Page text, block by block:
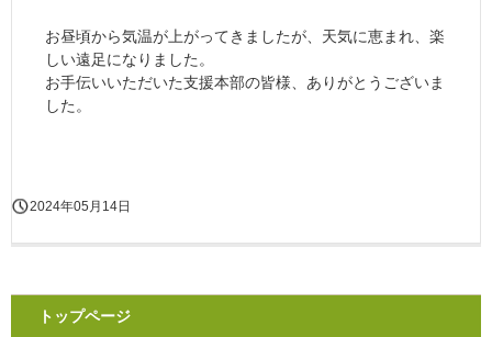
お昼頃から気温が上がってきましたが、天気に恵まれ、楽
しい遠足になりました。
お手伝いいただいた支援本部の皆様、ありがとうございま
した。
2024年05月14日
トップページ